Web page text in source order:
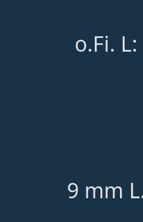
o.Fi.
9 mm